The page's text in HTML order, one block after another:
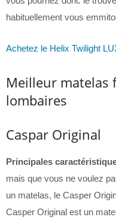
habituellement vous
Achetez le Helix Twilight
Meilleur matelas
lombaires
Caspar Original
Principales
mais que vous ne voulez
un matelas, le Casper
Casper Original est un